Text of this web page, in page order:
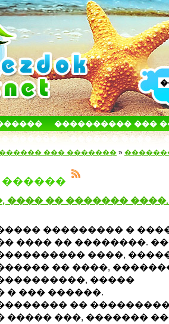
���������� ���
������
����� � ����
��� ������� »
������
���� �� �������
��������� �
���� �� ��������.
����,
�� ����,
�����
� ��� ������.
��
����� ���, �������